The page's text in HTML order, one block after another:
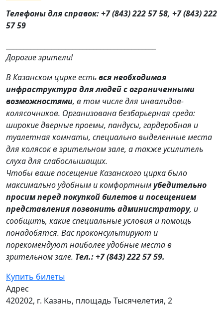
Телефоны для справок: +7 (843) 222 57 58, +7 (843) 222
57 59
Дорогие зрители!
В Казанском цирке естьвся необходимая
инфраструктура для людей с ограниченными
возможностями, в том числе для инвалидов-
колясочников. Организована безбарьерная среда:
широкие дверные проемы, пандусы, гардеробная и
туалетная комнаты, специально выделенные места
для колясок в зрительном зале, а также усилитель
слуха для слабослышащих.
Чтобы ваше посещение Казанского цирка было
максимально удобным и комфортнымубедительно
просимперед покупкой билетов и посещением
представления позвонить администратору, и
сообщить, какие специальные условия и помощь
понадобятся. Вас проконсультируют и
порекомендуют наиболее удобные места в
зрительном зале. Тел.: +7 (843) 222 57 59.
Купить билеты
Адрес
420202, г. Казань, площадь Тысячелетия, 2